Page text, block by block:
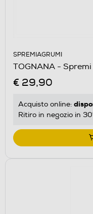
SPREMIAGRUMI
TOGNANA -
€ 29,90
Acquisto online:
Ritiro in negozio in